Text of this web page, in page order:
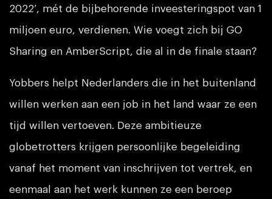
2022’, mét de bijbehorende inveesteringspot van 1
miljoen euro, verdienen. Wie voegt zich bij GO
Sharing en AmberScript, die al in de finale staan?
Yobbers helpt Nederlanders die in het buitenland
willen werken aan een job in het land waar ze een
tijd willen vertoeven. Deze ambitieuze
globetrotters krijgen persoonlijke begeleiding
vanaf het moment van inschrijven tot vertrek, en
eenmaal aan het werk kunnen ze een beroep